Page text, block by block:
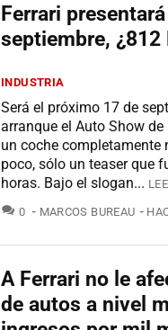
Ferrari
septiembre,
INDUSTRIA
Será el próximo 17 de
arranque el Auto Show
un coche completamente
poco, sólo un teaser que
horas. Bajo el slogan...
0 COMENTARIOS
MARCOS BUREAU
A Ferrari no le
de autos a nivel